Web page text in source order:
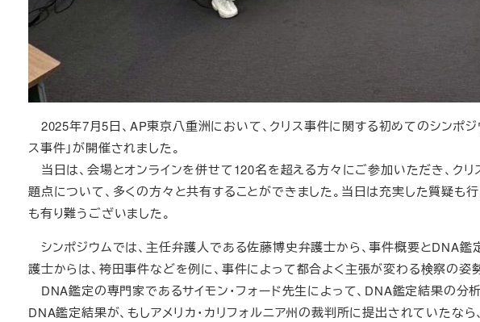
2025年7月5日、AP東京八重洲において、クリス事件に関する初めてのシンポ
ス事件」が開催されました。
当日は、会場とオンラインを併せて120名を超える方々にご参加いただき、ク
題点について、多くの方々と共有することができました。当日は充実した質疑も
も有り難うございました。
シンポジウムでは、主任弁護人である佐藤博史弁護士から、事件概要とDNA
護士からは、袴田事件などを例に、事件によって都合よく主張が変わる検察の姿
DNA鑑定の専門家であるサイモン・フォード先生によって、DNA鑑定結果の分
DNA鑑定結果が、もしアメリカ・カリフォルニア州の裁判所に提出されていたな